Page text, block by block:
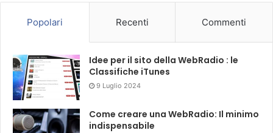
Popolari Recenti Commenti
Idee per il sito della WebRadio : le
Classifiche iTunes
9 Luglio 2024
Come creare una WebRadio: Il minimo
indispensabile